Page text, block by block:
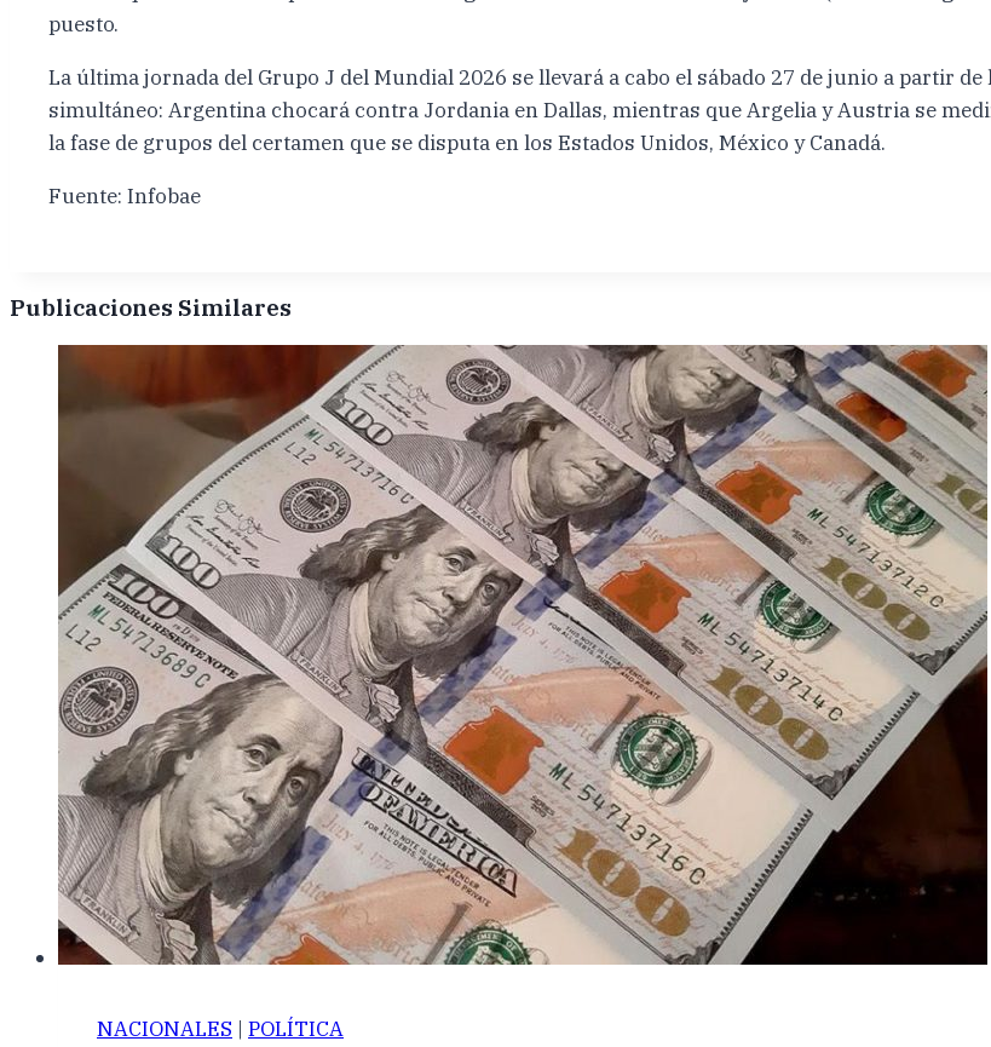
puesto.
La última jornada del Grupo J del Mundial 2026 se llevará a cabo el sábado 27 de junio a partir
simultáneo: Argentina chocará contra Jordania en Dallas, mientras que Argelia y Austria se
la fase de grupos del certamen que se disputa en los Estados Unidos, México y Canadá.
Fuente: Infobae
Publicaciones Similares
NACIONALES | POLÍTICA